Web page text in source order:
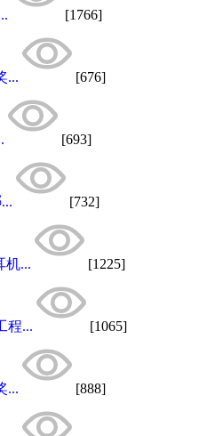
[1766]
... [676]
[693]
[732]
机... [1225]
程... [1065]
... [888]